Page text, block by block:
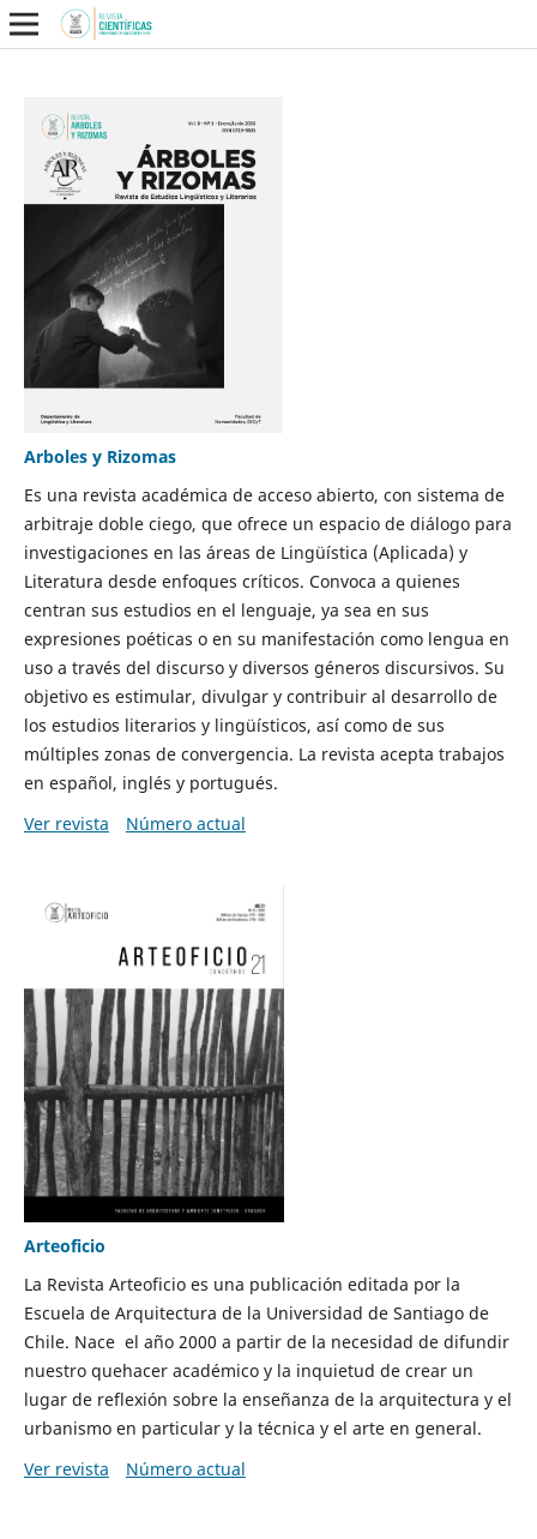
Arboles y Rizomas
Es una revista académica de acceso abierto, con sistema de
arbitraje doble ciego, que ofrece un espacio de diálogo para
investigaciones en las áreas de Lingüística (Aplicada) y
Literatura desde enfoques críticos. Convoca a quienes
centran sus estudios en el lenguaje, ya sea en sus
expresiones poéticas o en su manifestación como lengua en
uso a través del discurso y diversos géneros discursivos. Su
objetivo es estimular, divulgar y contribuir al desarrollo de
los estudios literarios y lingüísticos, así como de sus
múltiples zonas de convergencia. La revista acepta trabajos
en español, inglés y portugués.
Ver revista
Número actual
Arteoficio
La Revista Arteoficio es una publicación editada por la
Escuela de Arquitectura de la Universidad de Santiago de
Chile. Nace el año 2000 a partir de la necesidad de difundir
nuestro quehacer académico y la inquietud de crear un
lugar de reflexión sobre la enseñanza de la arquitectura y el
urbanismo en particular y la técnica y el arte en general.
Ver revista
Número actual